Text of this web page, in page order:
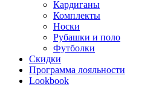
Кардиганы
Комплекты
Носки
Рубашки и поло
Футболки
Скидки
Программа лояльности
Lookbook